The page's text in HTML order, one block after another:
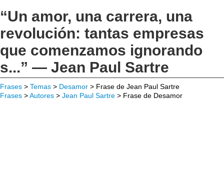
“Un amor, una carrera, una
revolución: tantas empresas
que comenzamos ignorando
s...” — Jean Paul Sartre
Frases > Temas > Desamor > Frase de Jean Paul Sartre
Frases >Autores > Jean Paul Sartre > Frase de Desamor